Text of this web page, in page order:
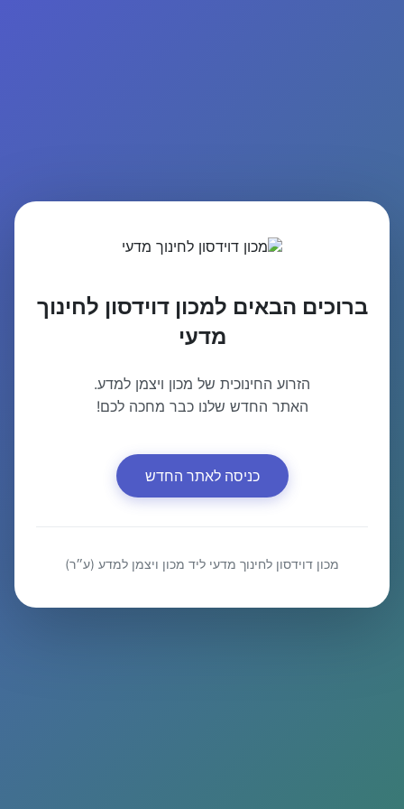
ברוכים הבאים למכון דוידסון לחינוך
מדעי
הזרוע החינוכית של מכון ויצמן למדע.
האתר החדש שלנו כבר מחכה לכם!
כניסה לאתר החדש
מכון דוידסון לחינוך מדעי ליד מכון ויצמן למדע (ע״ר)